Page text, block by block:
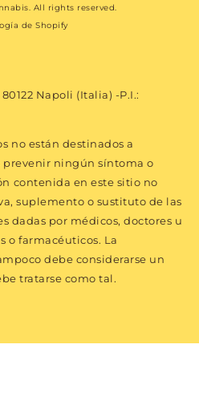
. All rights reserved.
de Shopify
Napoli (Italia) -P.I.:
no están destinados a
prevenir ningún síntoma o
contenida en este sitio no
suplemento o sustituto de las
dadas por médicos, doctores u
o farmacéuticos. La
debe considerarse un
tratarse como tal.